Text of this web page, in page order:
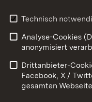
Youtube
Benutzungshinweise
Datenschutz
Technisch
Analyse-Cookies
anonymisiert
Drittanbieter-
Facebook, X /
gesamten